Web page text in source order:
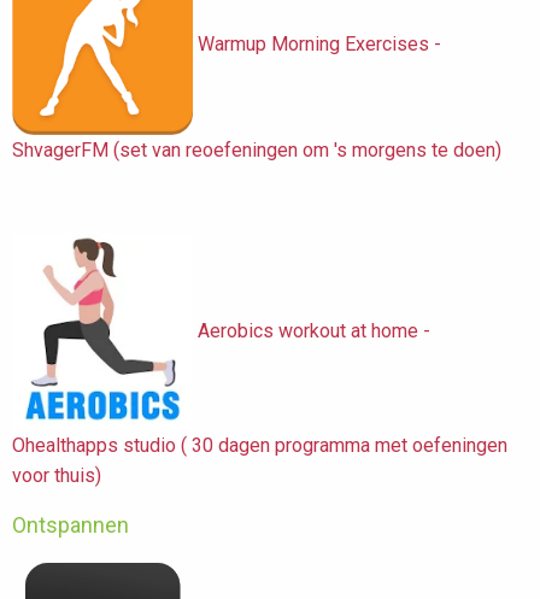
Warmup Morning Exercises -
ShvagerFM (set van reoefeningen om 's morgens te doen)
Aerobics workout at home -
Ohealthapps studio ( 30 dagen programma met oefeningen
voor thuis)
Ontspannen